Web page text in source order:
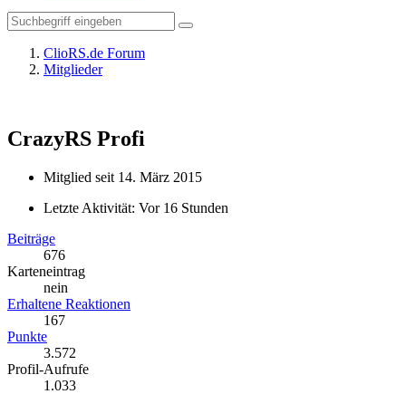
ClioRS.de Forum
Mitglieder
CrazyRS Profi
Mitglied seit 14. März 2015
Letzte Aktivität: Vor 16 Stunden
Beiträge
676
Karteneintrag
nein
Erhaltene Reaktionen
167
Punkte
3.572
Profil-Aufrufe
1.033